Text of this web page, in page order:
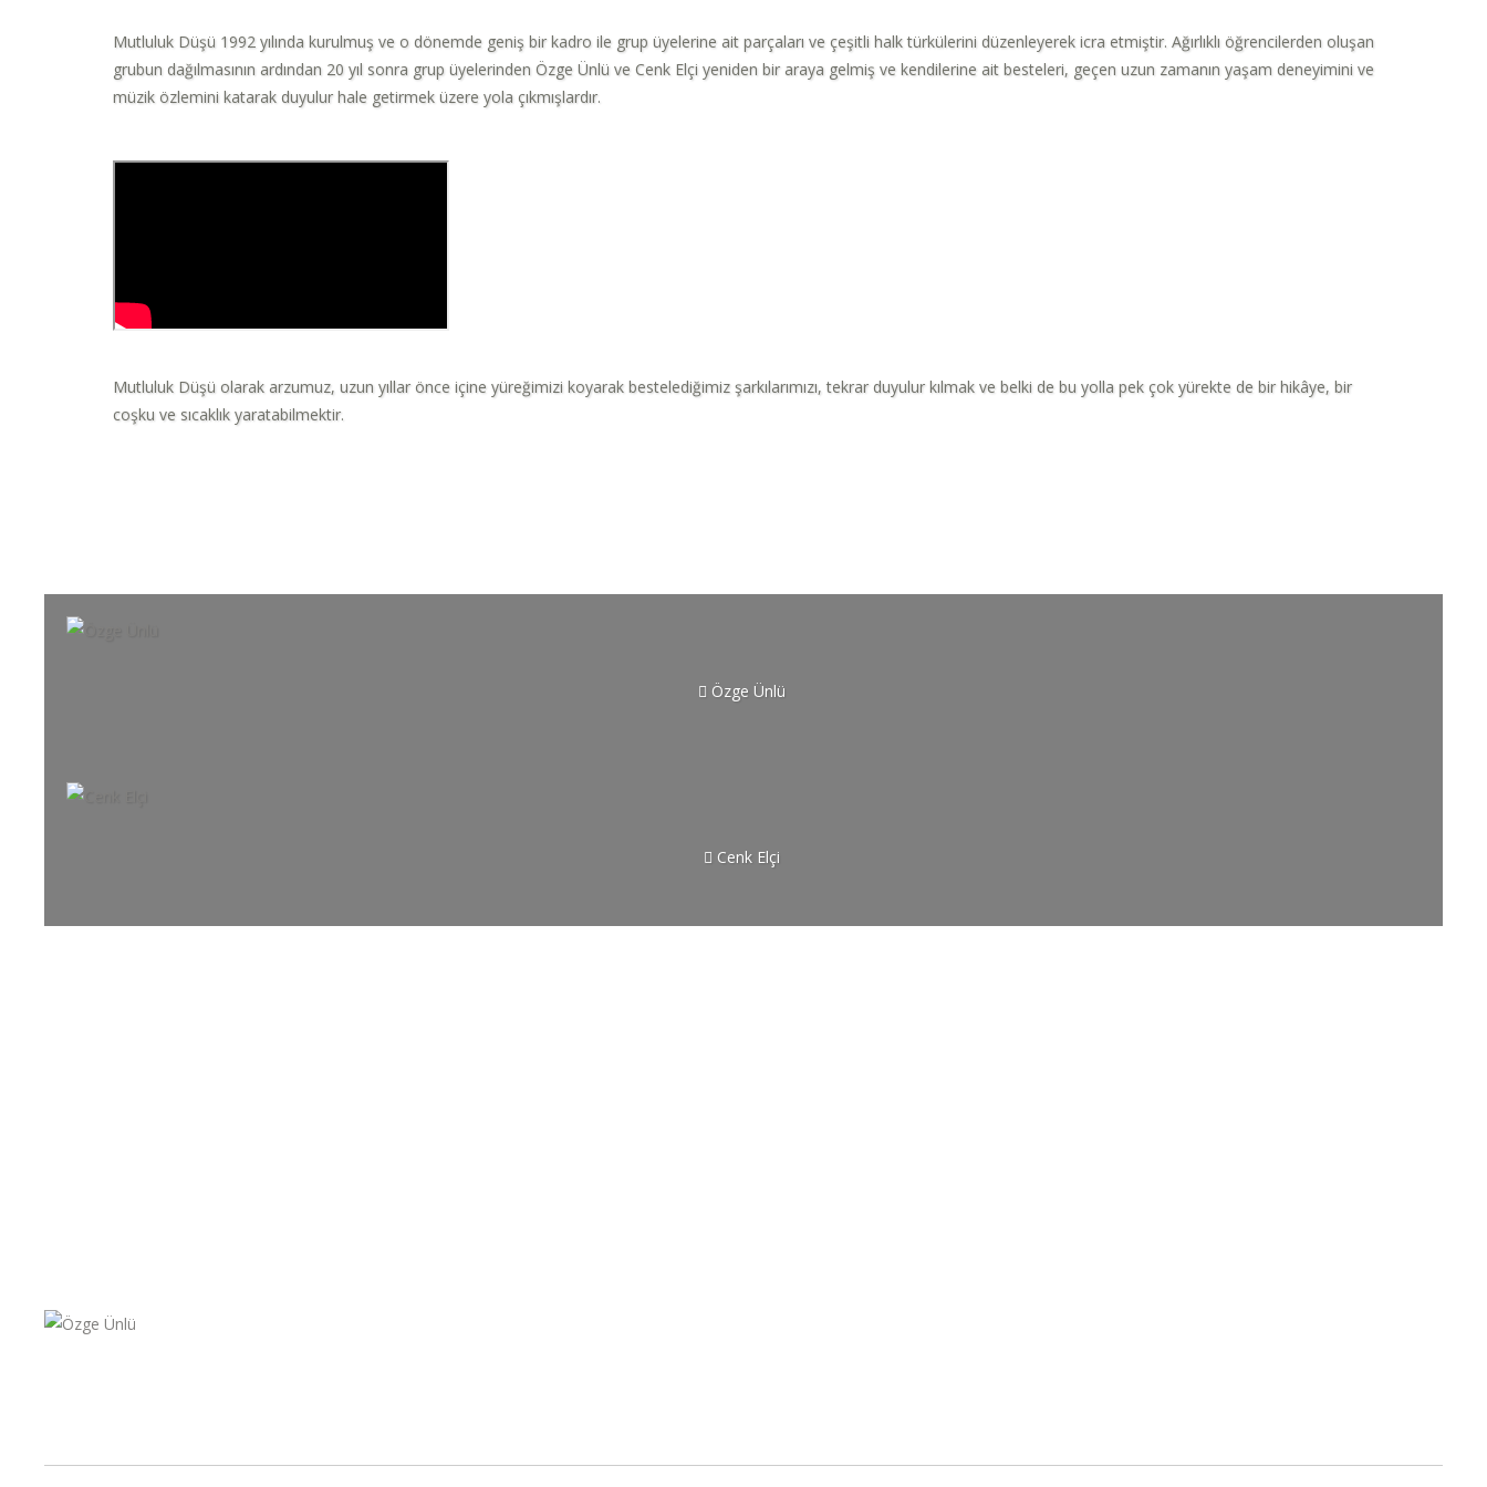
Mutluluk Düşü 1992 yılında kurulmuş ve o dönemde geniş bir kadro ile grup üyelerine ait parçaları ve çeşitli halk türkülerini düzenleyerek icra etmiştir. Ağırlıklı öğrencilerden oluşan
grubun dağılmasının ardından 20 yıl sonra grup üyelerinden Özge Ünlü ve Cenk Elçi yeniden bir araya gelmiş ve kendilerine ait besteleri, geçen uzun zamanın yaşam deneyimini ve
müzik özlemini katarak duyulur hale getirmek üzere yola çıkmışlardır.
Mutluluk Düşü olarak arzumuz, uzun yıllar önce içine yüreğimizi koyarak bestelediğimiz şarkılarımızı, tekrar duyulur kılmak ve belki de bu yolla pek çok yürekte de bir hikâye, bir
coşku ve sıcaklık yaratabilmektir.
Özge Ünlü
Cenk Elçi